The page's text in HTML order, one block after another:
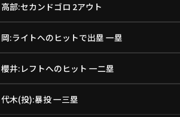
高部:セカンドゴロ 2アウト
岡:ライトへのヒットで出塁 一塁
櫻井:レフトへのヒット 一二塁
代木(投):暴投 一三塁